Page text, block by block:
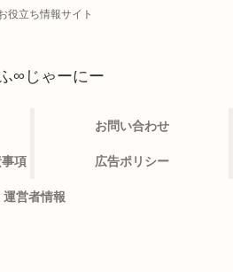
役立ち情報サイト
∞じゃーにー
お問い合わせ
項 広告ポリシー
運営者情報